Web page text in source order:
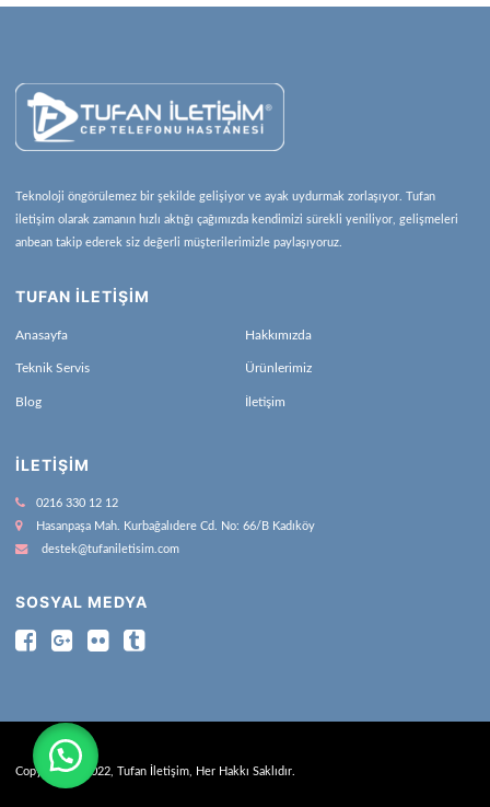
Teknoloji öngörülemez bir şekilde gelişiyor ve ayak uydurmak zorlaşıyor. Tufan
iletişim olarak zamanın hızlı aktığı çağımızda kendimizi sürekli yeniliyor, gelişmeleri
anbean takip ederek siz değerli müşterilerimizle paylaşıyoruz.
TUFAN İLETİŞİM
Anasayfa Hakkımızda
Teknik Servis Ürünlerimiz
Blog İletişim
İLETIŞIM
0216 330 12 12
Hasanpaşa Mah. Kurbağalıdere Cd. No: 66/B Kadıköy
destek@tufaniletisim.com
SOSYAL MEDYA
Copyright © 2022, Tufan İletişim, Her Hakkı Saklıdır.